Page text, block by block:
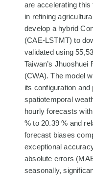
are accelerating
in refining
develop a hybrid
(CAE-LSTMT) to
validated using
Taiwan’s
(CWA). The model
its configuration
spatiotemporal
hourly forecasts
% to 20.39 % and
forecast biases
exceptional
absolute errors
seasonally,